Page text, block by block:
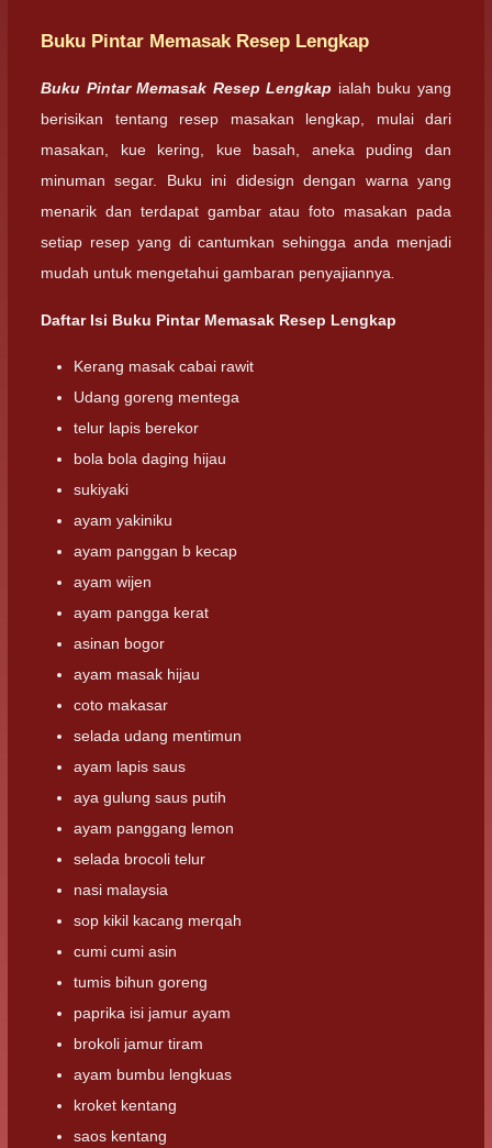
Buku Pintar Memasak Resep Lengkap
Buku Pintar Memasak Resep Lengkap ialah buku yang
berisikan tentang resep masakan lengkap, mulai dari
masakan, kue kering, kue basah, aneka puding dan
minuman segar. Buku ini didesign dengan warna yang
menarik dan terdapat gambar atau foto masakan pada
setiap resep yang di cantumkan sehingga anda menjadi
mudah untuk mengetahui gambaran penyajiannya.
Daftar Isi Buku Pintar Memasak Resep Lengkap
Kerang masak cabai rawit
Udang goreng mentega
telur lapis berekor
bola bola daging hijau
sukiyaki
ayam yakiniku
ayam panggan b kecap
ayam wijen
ayam pangga kerat
asinan bogor
ayam masak hijau
coto makasar
selada udang mentimun
ayam lapis saus
aya gulung saus putih
ayam panggang lemon
selada brocoli telur
nasi malaysia
sop kikil kacang merqah
cumi cumi asin
tumis bihun goreng
paprika isi jamur ayam
brokoli jamur tiram
ayam bumbu lengkuas
kroket kentang
saos kentang